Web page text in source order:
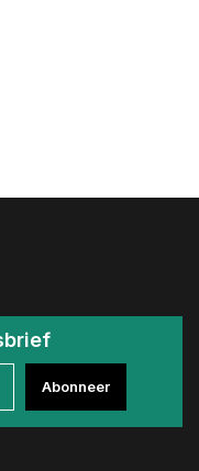
Abonneer